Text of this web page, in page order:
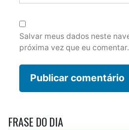
Salvar meus dados neste
próxima vez que eu comentar.
FRASE DO DIA